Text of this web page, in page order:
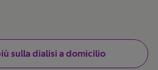
sulla dialisi a domicilio